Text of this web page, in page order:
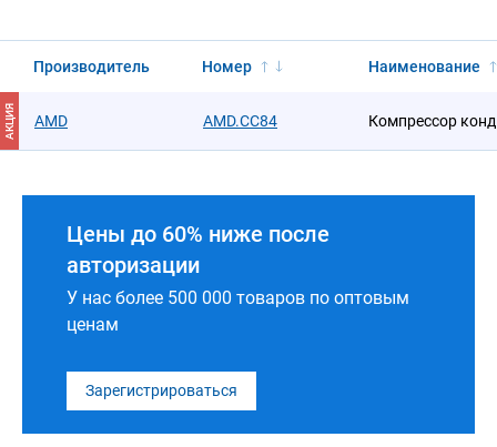
Производитель Номер Наименование
АКЦИЯ AMD AMD.CC84 Компрессор
Цены до 60% ниже после
авторизации
У нас более 500 000 товаров по оптовым
ценам
Зарегистрироваться